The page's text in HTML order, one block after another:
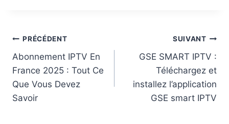
PRÉCÉDENT
Abonnement IPTV En
France 2025 : Tout Ce
Que Vous Devez
Savoir
SUIVANT
GSE SMART IPTV :
Téléchargez et
installez l’application
GSE smart IPTV